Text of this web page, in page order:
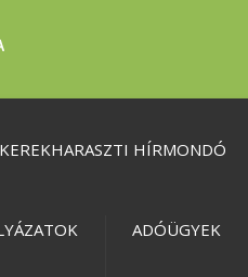
KEREKHARASZTI HÍRMONDÓ
ADÓÜGYEK